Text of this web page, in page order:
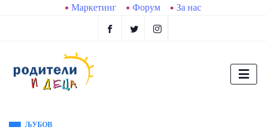
Маркетинг Форум За нас
ЉУБОВ